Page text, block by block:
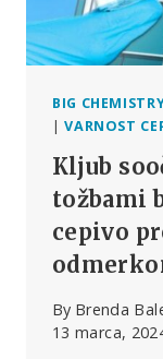
BIG
|VARNOST
Kljub
tožbami
cepivo
By Brenda
13 marca,